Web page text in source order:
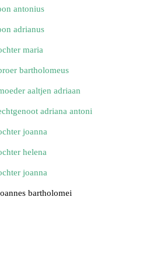
antonius
adrianus
maria
bartholomeus
aaltjen adriaan
adriana antoni
joanna
helena
joanna
bartholomei